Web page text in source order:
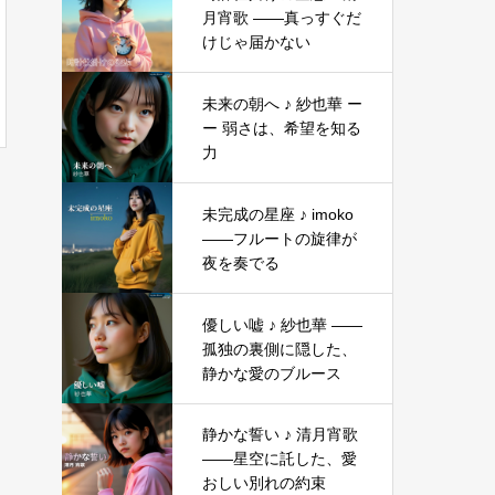
月宵歌 ——真っすぐだ
けじゃ届かない
未来の朝へ ♪ 紗也華 ー
ー 弱さは、希望を知る
力
未完成の星座 ♪ imoko
――フルートの旋律が
夜を奏でる
優しい嘘 ♪ 紗也華 ――
孤独の裏側に隠した、
静かな愛のブルース
静かな誓い ♪ 清月宵歌
――星空に託した、愛
おしい別れの約束